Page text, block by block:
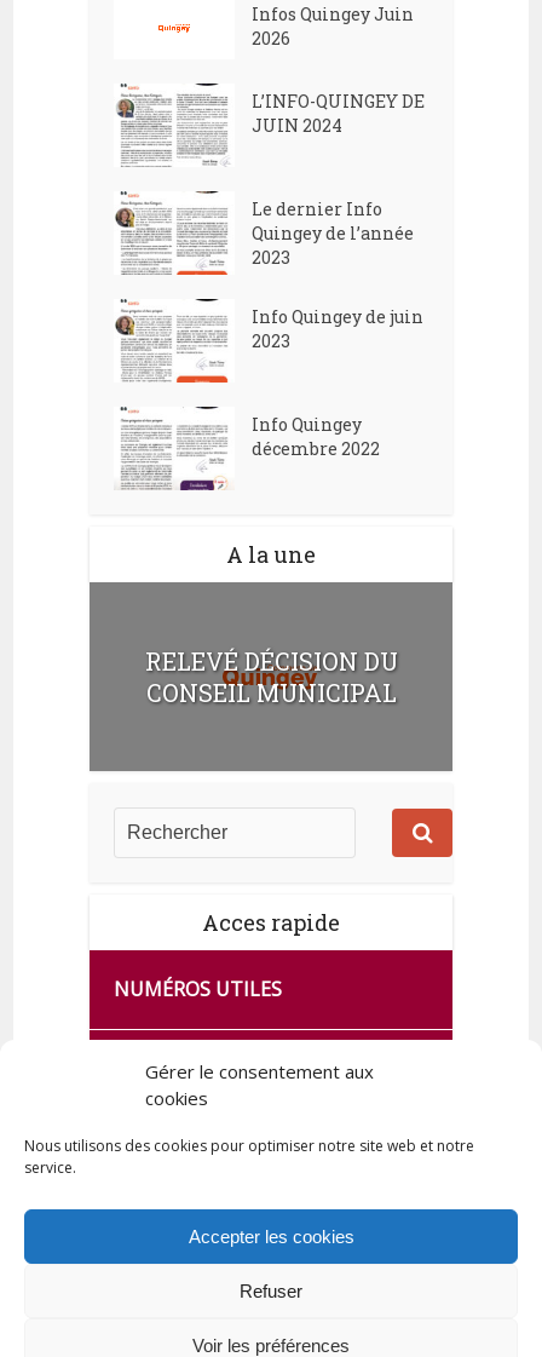
Gérer le consentement aux
cookies
Nous utilisons des cookies pour optimiser notre site web et notre
service.
Accepter les cookies
Refuser
Voir les préférences
Infos Quingey Juin
2026
L’INFO-QUINGEY DE
JUIN 2024
Le dernier Info
Quingey de l’année
2023
Info Quingey de juin
2023
Info Quingey
décembre 2022
A la une
RELEVÉ DÉCISION DU
CONSEIL MUNICIPAL
Acces rapide
NUMÉROS UTILES
CA SE PASSE À FRANCE SERVICES
DE QUINGEY
Tous droits réservés © 2023 Commune de Quingey / Création -